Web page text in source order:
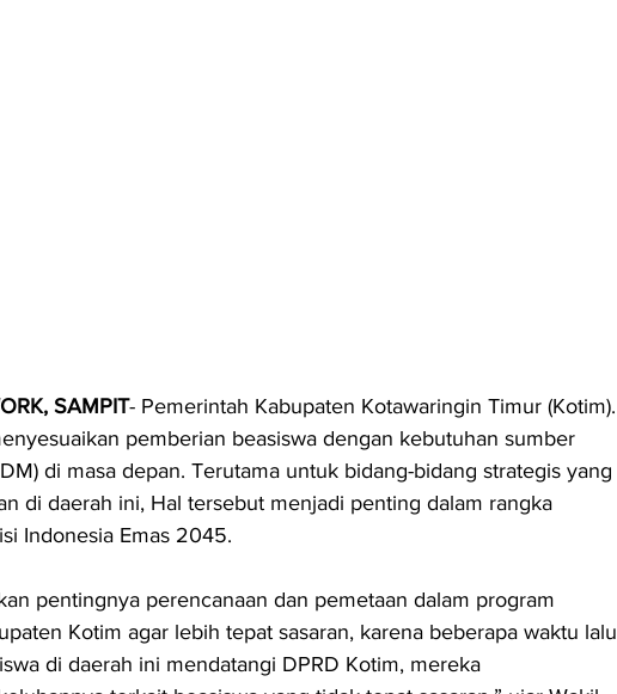
SAMPIT- Pemerintah Kabupaten Kotawaringin Timur (Kotim).
pemberian beasiswa dengan kebutuhan sumber
di masa depan. Terutama untuk bidang-bidang strategis yang
di daerah ini, Hal tersebut menjadi penting dalam rangka
Indonesia Emas 2045.
pentingnya perencanaan dan pemetaan dalam program
Kotim agar lebih tepat sasaran, karena beberapa waktu lalu
di daerah ini mendatangi DPRD Kotim, mereka